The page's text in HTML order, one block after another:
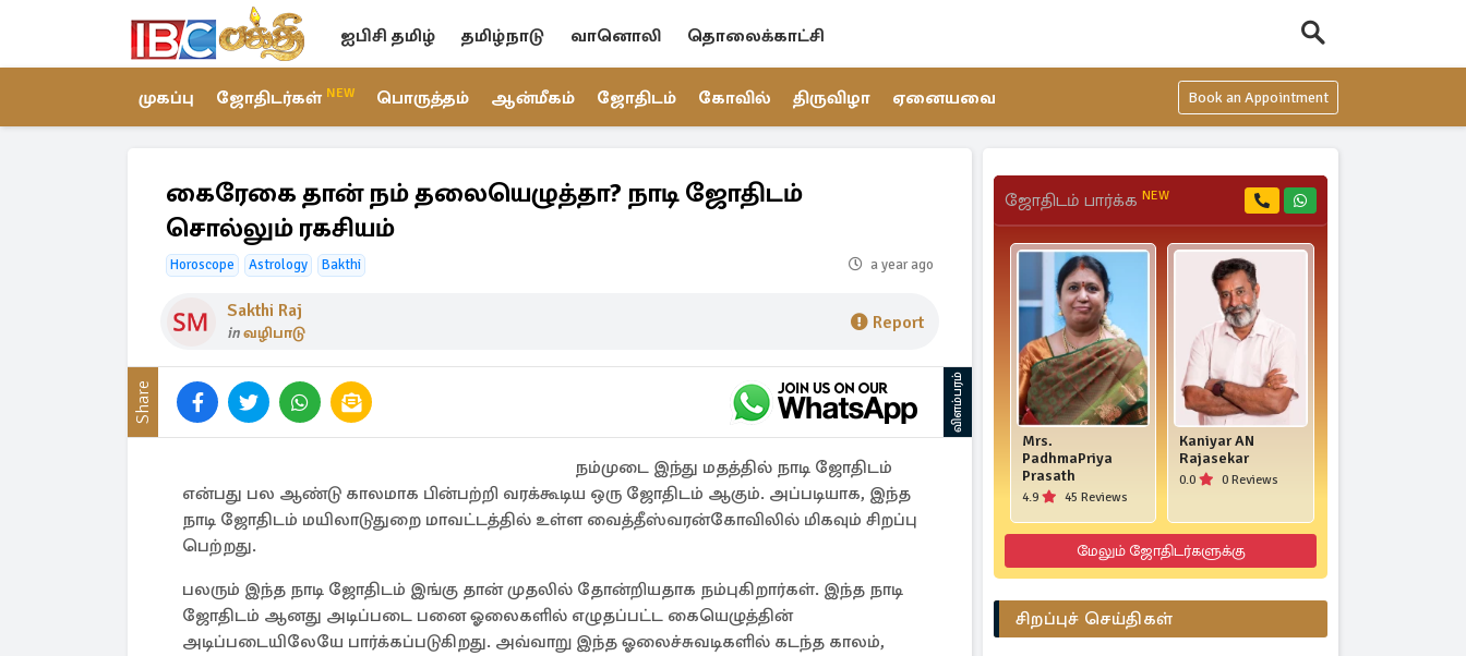
ஐபிசி தமிழ் தமிழ்நாடு வானொலி தொலைக்காட்சி
முகப்பு ஜோதிடர்கள் NEW பொருத்தம் ஆன்மீகம் ஜோதிடம் கோவில் திருவிழா ஏனையவை Book an Appointment
கைரேகை தான் நம் தலையெழுத்தா? நாடி ஜோதிடம்
சொல்லும் ரகசியம்
Horoscope Astrology Bakthi a year ago
Sakthi Raj
inவழிபாடு Report
Share விளம்பரம்
நம்முடை இந்து மதத்தில் நாடி ஜோதிடம்
என்பது பல ஆண்டு காலமாக பின்பற்றி வரக்கூடிய ஒரு ஜோதிடம் ஆகும். அப்படியாக, இந்த
நாடி ஜோதிடம் மயிலாடுதுறை மாவட்டத்தில் உள்ள வைத்தீஸ்வரன்கோவிலில் மிகவும் சிறப்பு
பெற்றது.
பலரும் இந்த நாடி ஜோதிடம் இங்கு தான் முதலில் தோன்றியதாக நம்புகிறார்கள். இந்த நாடி
ஜோதிடம் ஆனது அடிப்படை பனை ஓலைகளில் எழுதப்பட்ட கையெழுத்தின்
அடிப்படையிலேயே பார்க்கப்படுகிறது. அவ்வாறு இந்த ஓலைச்சுவடிகளில் கடந்த காலம்,
ஜோதிடம் பார்க்க NEW
Mrs.
PadhmaPriya
Prasath
4.9 45 Reviews
Kaniyar AN
Rajasekar
0.0 0 Reviews
மேலும் ஜோதிடர்களுக்கு
சிறப்புச் செய்திகள்